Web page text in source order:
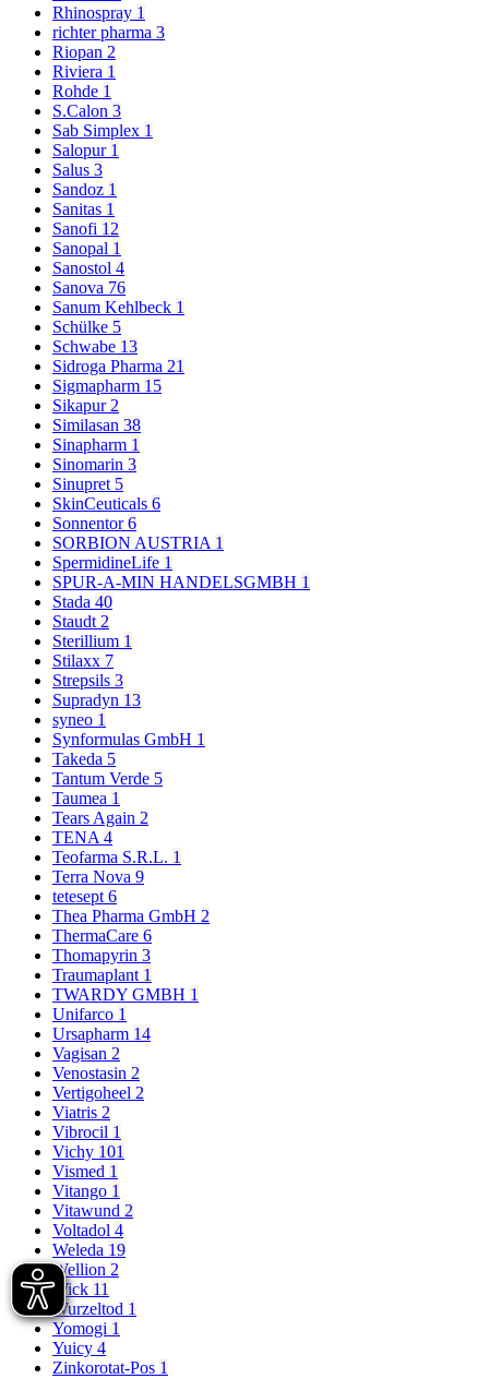
Rhinospray 1
richter pharma 3
Riopan 2
Riviera 1
Rohde 1
S.Calon 3
Sab Simplex 1
Salopur 1
Salus 3
Sandoz 1
Sanitas 1
Sanofi 12
Sanopal 1
Sanostol 4
Sanova 76
Sanum Kehlbeck 1
Schülke 5
Schwabe 13
Sidroga Pharma 21
Sigmapharm 15
Sikapur2
Similasan 38
Sinapharm 1
Sinomarin 3
Sinupret 5
SkinCeuticals 6
Sonnentor6
SORBION AUSTRIA 1
SpermidineLife 1
SPUR-A-MIN HANDELSGMBH 1
Stada 40
Staudt2
Sterillium 1
Stilaxx 7
Strepsils 3
Supradyn 13
syneo 1
Synformulas GmbH 1
Takeda 5
Tantum Verde 5
Taumea 1
Tears Again 2
TENA4
Teofarma S.R.L. 1
Terra Nova 9
tetesept6
Thea Pharma GmbH 2
ThermaCare 6
Thomapyrin 3
Traumaplant 1
TWARDY GMBH 1
Unifarco 1
Ursapharm 14
Vagisan 2
Venostasin 2
Vertigoheel 2
Viatris 2
Vibrocil 1
Vichy 101
Vismed 1
Vitango 1
Vitawund 2
Voltadol 4
Weleda 19
Wellion 2
Wick 11
Wurzeltod 1
Yomogi 1
Yuicy 4
Zinkorotat-Pos 1